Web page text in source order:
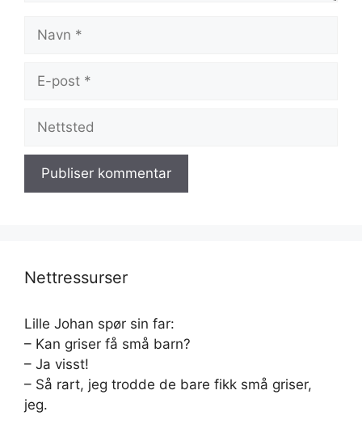
post
Nettressurser
Lille Johan spør sin far:
– Kan griser få små barn?
– Ja visst!
– Så rart, jeg trodde de bare fikk små griser,
jeg.